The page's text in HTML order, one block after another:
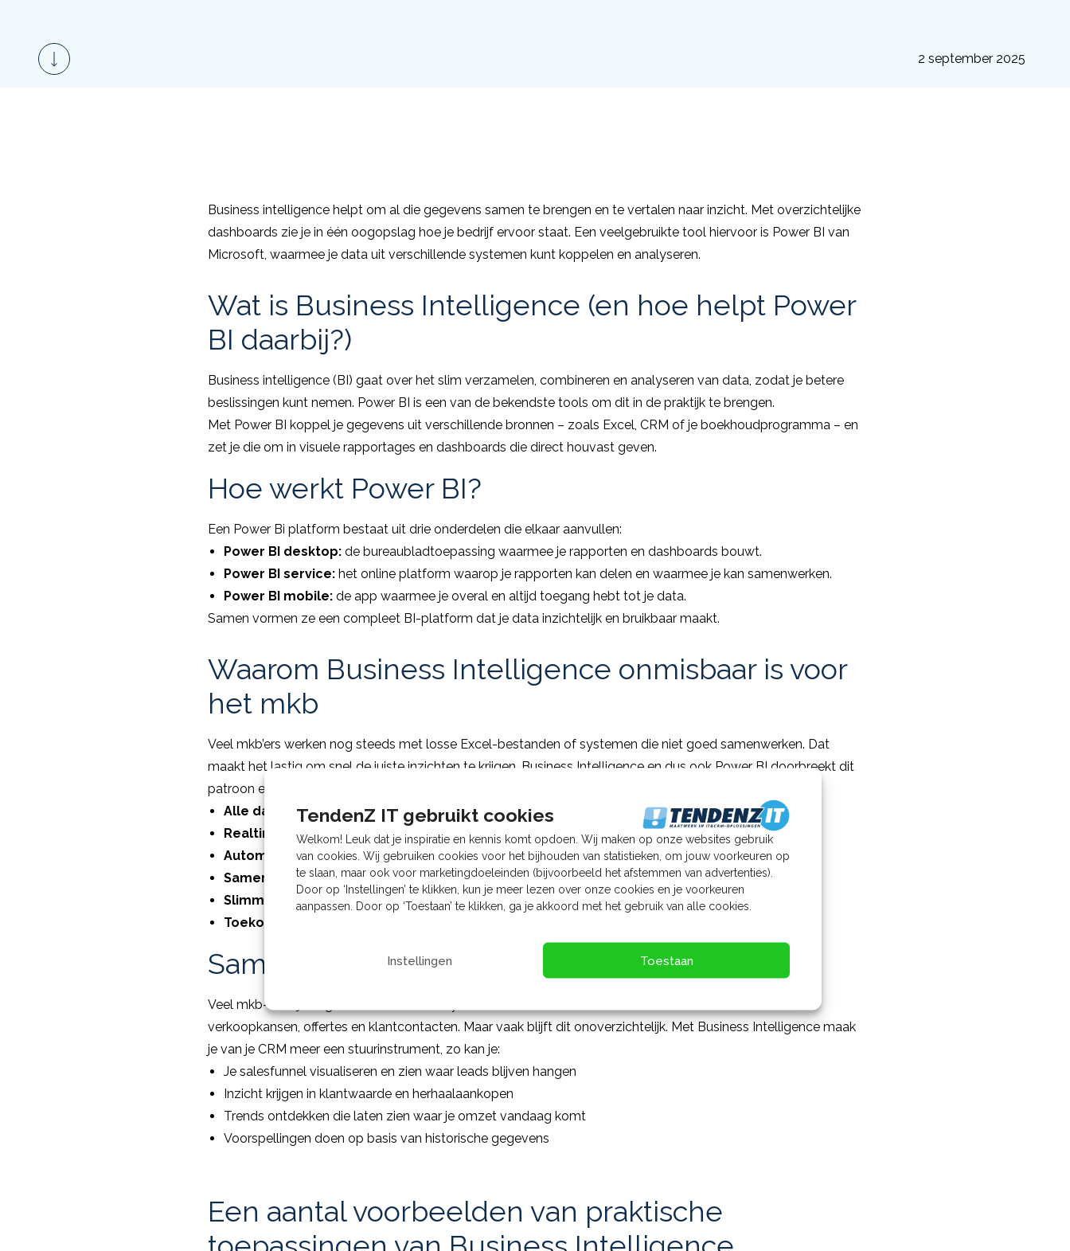
TendenZ IT gebruikt cookies
Welkom! Leuk dat je inspiratie en kennis komt opdoen. Wij maken op onze websites gebruik
van cookies. Wij gebruiken cookies voor het bijhouden van statistieken, om jouw voorkeuren op
te slaan, maar ook voor marketingdoeleinden (bijvoorbeeld het afstemmen van advertenties).
Door op ‘Instellingen’ te klikken, kun je meer lezen over onze cookies en je voorkeuren
aanpassen. Door op ‘Toestaan’ te klikken, ga je akkoord met het gebruik van alle cookies.
Toestaan
Instellingen
2 september 2025
Business intelligence helpt om al die gegevens samen te brengen en te vertalen naar inzicht. Met overzichtelijke
dashboards zie je in één oogopslag hoe je bedrijf ervoor staat. Een veelgebruikte tool hiervoor is Power BI van
Microsoft, waarmee je data uit verschillende systemen kunt koppelen en analyseren.
Wat is Business Intelligence (en hoe helpt Power
BI daarbij?)
Business intelligence (BI) gaat over het slim verzamelen, combineren en analyseren van data, zodat je betere
beslissingen kunt nemen. Power BI is een van de bekendste tools om dit in de praktijk te brengen.
Met Power BI koppel je gegevens uit verschillende bronnen – zoals Excel, CRM of je boekhoudprogramma – en
zet je die om in visuele rapportages en dashboards die direct houvast geven.
Hoe werkt Power BI?
Een Power Bi platform bestaat uit drie onderdelen die elkaar aanvullen:
Power BI desktop: de bureaubladtoepassing waarmee je rapporten en dashboards bouwt.
Power BI service:het online platform waarop je rapporten kan delen en waarmee je kan samenwerken.
Power BI mobile:de app waarmee je overal en altijd toegang hebt tot je data.
Samen vormen ze een compleet BI-platform dat je data inzichtelijk en bruikbaar maakt.
Waarom Business Intelligence onmisbaar is voor
het mkb
Veel mkb’ers werken nog steeds met losse Excel-bestanden of systemen die niet goed samenwerken. Dat
maakt het lastig om snel de juiste inzichten te krijgen. Business Intelligence en dus ook Power BI doorbreekt dit
patroon en zorgt ervoor dat alle informatie samenkomt op één plek.
Alle data op één plek:geen versnipperde data meer
Realtime inzichten: altijd actuele cijfers bij de hand
Automatisch verversen: rapporten worden periodiek vernieuwd zonder handmatig werk
Samenwerken:bepaal wie toegang heeft en werk eenvoudig samen aan rapporten
Slimme beslissingen:stuurt op feiten in plaats van gevoel
Toekomstbestendig:
Samen met Power BI en CRM grip op je data
Veel mkb-bedrijven gebruiken een CRM-systeem. Daarin staat waardevolle commerciële data: leads,
verkoopkansen, offertes en klantcontacten. Maar vaak blijft dit onoverzichtelijk. Met Business Intelligence maak
je van je CRM meer een stuurinstrument, zo kan je:
Je salesfunnel visualiseren en zien waar leads blijven hangen
Inzicht krijgen in klantwaarde en herhaalaankopen
Trends ontdekken die laten zien waar je omzet vandaag komt
Voorspellingen doen op basis van historische gegevens
Een aantal voorbeelden van praktische